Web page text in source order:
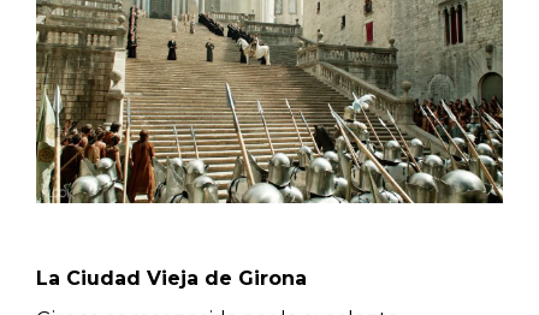
La Ciudad Vieja de Girona